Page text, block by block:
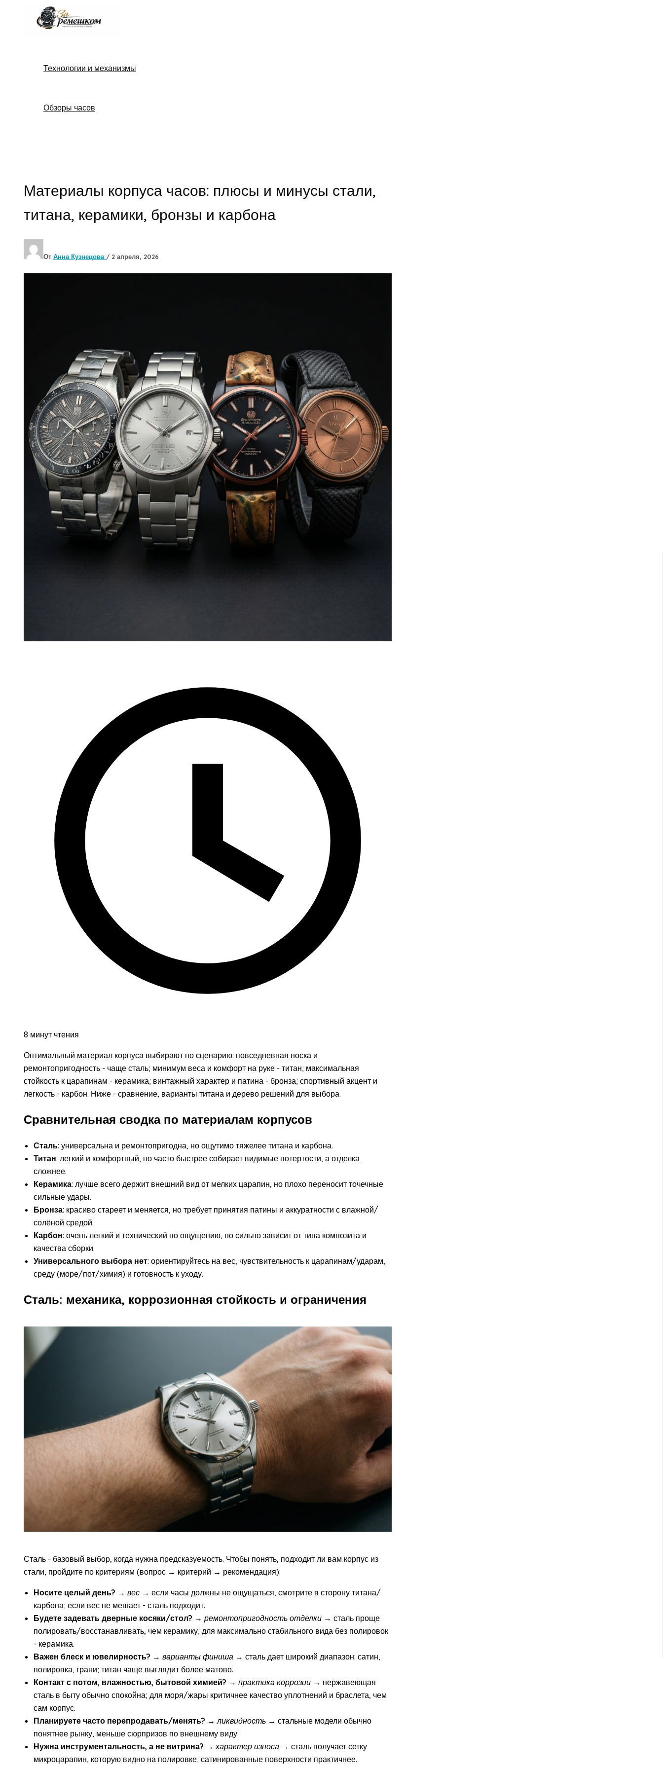
Технологии и механизмы
Обзоры часов
Материалы корпуса часов: плюсы и минусы стали,
титана, керамики, бронзы и карбона
От Анна Кузнецова / 2 апреля, 2026
8 минут чтения
Оптимальный материал корпуса выбирают по сценарию: повседневная носка и
ремонтопригодность - чаще сталь; минимум веса и комфорт на руке - титан; максимальная
стойкость к царапинам - керамика; винтажный характер и патина - бронза; спортивный акцент и
легкость - карбон. Ниже - сравнение, варианты титана и дерево решений для выбора.
Сравнительная сводка по материалам корпусов
Сталь: универсальна и ремонтопригодна, но ощутимо тяжелее титана и карбона.
Титан: легкий и комфортный, но часто быстрее собирает видимые потертости, а отделка
сложнее.
Керамика: лучше всего держит внешний вид от мелких царапин, но плохо переносит точечные
сильные удары.
Бронза: красиво стареет и меняется, но требует принятия патины и аккуратности с влажной/
солёной средой.
Карбон: очень легкий и технический по ощущению, но сильно зависит от типа композита и
качества сборки.
Универсального выбора нет: ориентируйтесь на вес, чувствительность к царапинам/ударам,
среду (море/пот/химия) и готовность к уходу.
Сталь: механика, коррозионная стойкость и ограничения
Сталь - базовый выбор, когда нужна предсказуемость. Чтобы понять, подходит ли вам корпус из
стали, пройдите по критериям (вопрос → критерий → рекомендация):
Носите целый день? → вес → если часы должны не ощущаться, смотрите в сторону титана/
карбона; если вес не мешает - сталь подходит.
Будете задевать дверные косяки/стол? → ремонтопригодность отделки → сталь проще
полировать/восстанавливать, чем керамику; для максимально стабильного вида без полировок
- керамика.
Важен блеск и ювелирность? → варианты финиша → сталь дает широкий диапазон: сатин,
полировка, грани; титан чаще выглядит более матово.
Контакт с потом, влажностью, бытовой химией? → практика коррозии → нержавеющая
сталь в быту обычно спокойна; для моря/жары критичнее качество уплотнений и браслета, чем
сам корпус.
Планируете часто перепродавать/менять? → ликвидность → стальные модели обычно
понятнее рынку, меньше сюрпризов по внешнему виду.
Нужна инструментальность, а не витрина? → характер износа → сталь получает сетку
микроцарапин, которую видно на полировке; сатинированные поверхности практичнее.